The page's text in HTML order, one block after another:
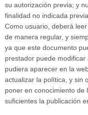
su autorización previa; y
finalidad no indicada
Como usuario, deberá
de manera regular, y
ya que este documento
prestador puede
pudiera aparecer en la
actualizar la política, y sin
poner en conocimiento de
suficientes la publicación